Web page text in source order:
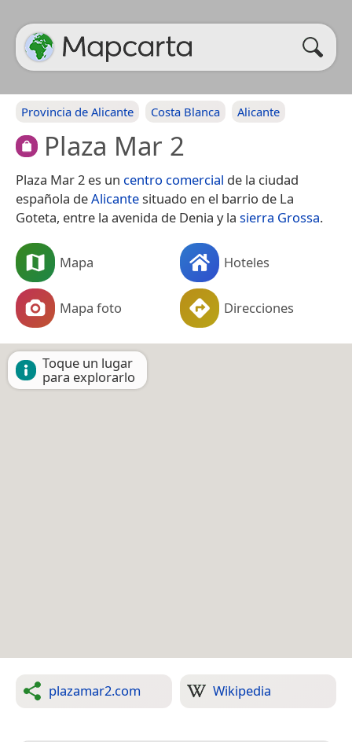
Provincia de Alicante Costa Blanca Alicante
Plaza Mar 2
Plaza Mar 2 es un centro comercial de la ciudad
española deAlicantesituado en el barrio de La
Goteta, entre la avenida de Denia y la sierra Grossa.
Mapa Hoteles
Mapa foto Direcciones
Toque un lugar
para explorarlo
plazamar2.com Wikipedia